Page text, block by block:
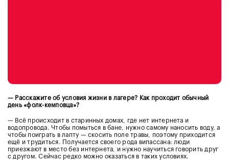
— Расскажите об условия жизни в лагере? Как проходит обычный
день «фолк-кемповца»?
— Всё происходит в старинных домах, где нет интернета и
водопровода. Чтобы помыться в бане, нужно самому наносить воду, а
чтобы поиграть в лапту — скосить поле травы, поэтому приходится
ещё и трудиться. Получается своего рода випассана: люди
приезжают в место без интернета, и нужно научиться говорить друг
с другом. Сейчас редко можно оказаться в таких условиях.